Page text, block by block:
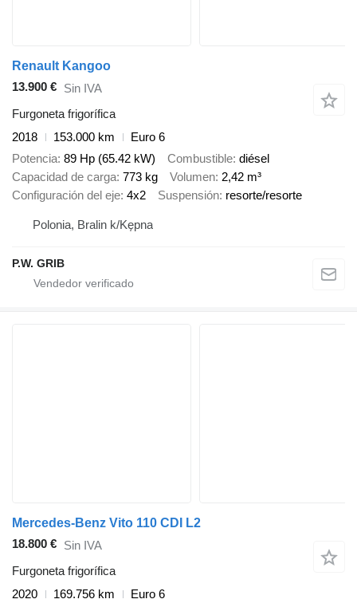
Renault Kangoo
13.900 € Sin IVA
Furgoneta frigorífica
2018
153.000 km
Euro 6
Potencia 89 Hp (65.42 kW) Combustible diésel
Capacidad de carga 773 kg Volumen 2,42 m³
Configuración del eje 4x2 Suspensión resorte/resorte
Polonia, Bralin k/Kępna
P.W. GRIB
Mercedes-Benz Vito 110 CDI L2
18.800 € Sin IVA
Furgoneta frigorífica
2020
169.756 km
Euro 6